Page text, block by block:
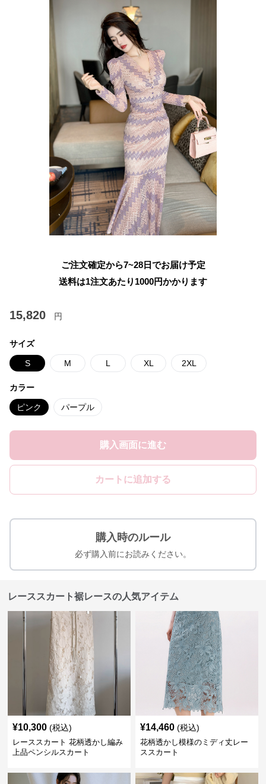
ご注文確定から7~28日でお届け予定
送料は1注文あたり 1000円かかります
15,820 円
サイズ
S M L XL 2XL
カラー
ピンク パープル
購入画面に進む
カートに追加する
購入時のルール
必ず購入前にお読みください。
レーススカート裾レースの人気アイテム
¥10,300 (税込)
レーススカート 花柄透かし編み
上品ペンシルスカート
¥14,460 (税込)
花柄透かし模様のミディ丈レー
ススカート